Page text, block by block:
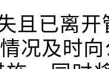
且已离
况及时